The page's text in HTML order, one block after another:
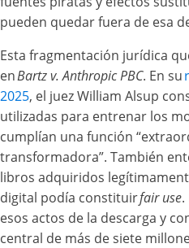
pueden quedar fuera de esa
Esta fragmentación jurídica
enBartz v. Anthropic PBC. En su
2025, el juez William Alsup
utilizadas para entrenar los
cumplían una función
transformadora”. También
libros adquiridos
digital podía constituirfair use
esos actos de la descarga y
central de más de siete